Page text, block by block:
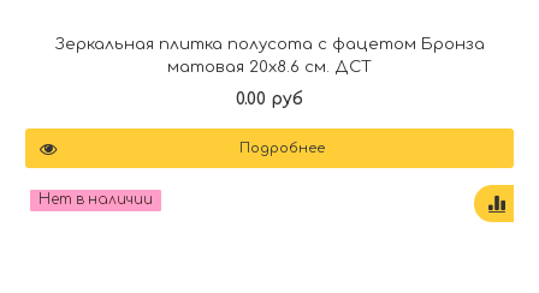
Зеркальная плитка полусота с фацетом Бронза
матовая 20х8.6 см. ДСТ
0.00 руб
Подробнее
Нет в наличии